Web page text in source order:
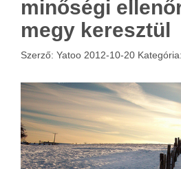
minőségi
megy keresztül
Szerző: Yatoo 2012-10-20 Kategória: